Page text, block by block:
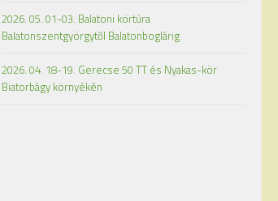
2026. 05. 01-03. Balatoni körtúra
Balatonszentgyörgytől Balatonboglárig
2026. 04. 18-19. Gerecse 50 TT és Nyakas-kör
Biatorbágy környékén